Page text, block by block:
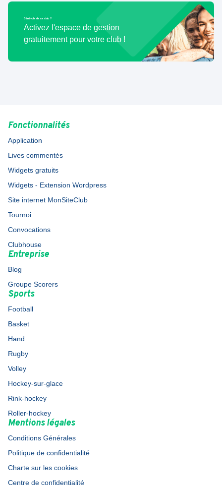
Bénévole de ce club ?
Activez l'espace de gestion
gratuitement pour votre club !
Fonctionnalités
Application
Lives commentés
Widgets gratuits
Widgets - Extension Wordpress
Site internet MonSiteClub
Tournoi
Convocations
Clubhouse
Entreprise
Blog
Groupe Scorers
Sports
Football
Basket
Hand
Rugby
Volley
Hockey-sur-glace
Rink-hockey
Roller-hockey
Mentions légales
Conditions Générales
Politique de confidentialité
Charte sur les cookies
Centre de confidentialité